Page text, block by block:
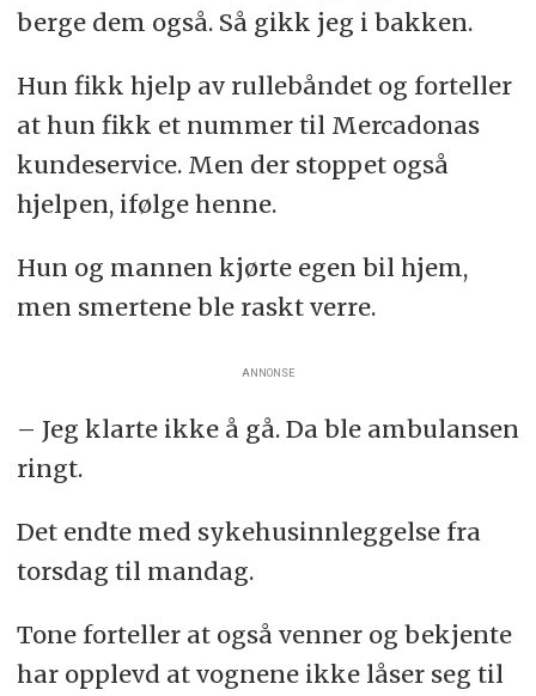
berge dem også. Så gikk jeg i bakken.
Hun fikk hjelp av rullebåndet og forteller
at hun fikk et nummer til Mercadonas
kundeservice. Men der stoppet også
hjelpen, ifølge henne.
Hun og mannen kjørte egen bil hjem,
men smertene ble raskt verre.
ANNONSE
– Jeg klarte ikke å gå. Da ble ambulansen
ringt.
Det endte med sykehusinnleggelse fra
torsdag til mandag.
Tone forteller at også venner og bekjente
har opplevd at vognene ikke låser seg til